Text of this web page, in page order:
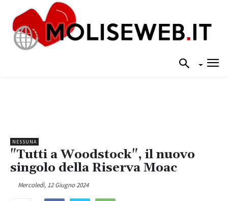
NESSUNA
"Tutti a Woodstock", il nuovo
singolo della Riserva Moac
Mercoledì, 12 Giugno 2024